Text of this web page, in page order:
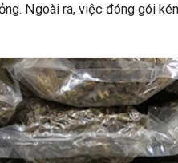
Ngoài ra, việc đóng gói